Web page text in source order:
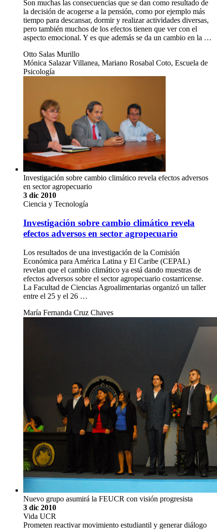
Son muchas las consecuencias que se dan como resultado de
la decisión de acogerse a la pensión, como por ejemplo más
tiempo para descansar, dormir y realizar actividades diversas,
pero también muchos de los efectos tienen que ver con el
aspecto emocional. Y es que además se da un cambio en la …
Otto Salas Murillo
Mónica Salazar Villanea, Mariano Rosabal Coto, Escuela de
Psicología
Investigación sobre cambio climático revela efectos adversos
en sector agropecuario
3 dic 2010
Ciencia y Tecnología
Investigación sobre cambio climático revela
efectos adversos en sector agropecuario
Los resultados de una investigación de la Comisión
Económica para América Latina y El Caribe (CEPAL)
revelan que el cambio climático ya está dando muestras de
efectos adversos sobre el sector agropecuario costarricense.
La Facultad de Ciencias Agroalimentarias organizó un taller
entre el 25 y el 26 …
María Fernanda Cruz Chaves
Nuevo grupo asumirá la FEUCR con visión progresista
3 dic 2010
Vida UCR
Prometen reactivar movimiento estudiantil y generar diálogo